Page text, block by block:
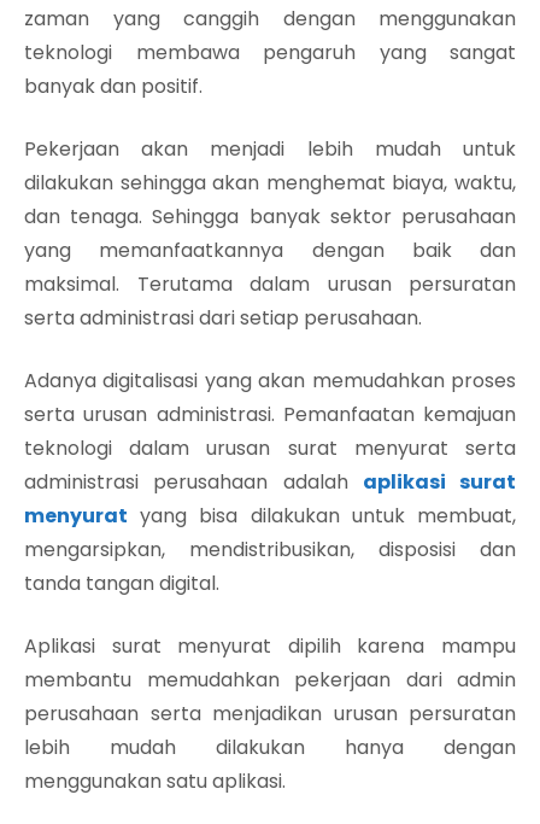
zaman yang canggih dengan menggunakan
teknologi membawa pengaruh yang sangat
banyak dan positif.
Pekerjaan akan menjadi lebih mudah untuk
dilakukan sehingga akan menghemat biaya, waktu,
dan tenaga. Sehingga banyak sektor perusahaan
yang memanfaatkannya dengan baik dan
maksimal. Terutama dalam urusan persuratan
serta administrasi dari setiap perusahaan.
Adanya digitalisasi yang akan memudahkan proses
serta urusan administrasi. Pemanfaatan kemajuan
teknologi dalam urusan surat menyurat serta
administrasi perusahaan adalah aplikasi surat
menyurat yang bisa dilakukan untuk membuat,
mengarsipkan, mendistribusikan, disposisi dan
tanda tangan digital.
Aplikasi surat menyurat dipilih karena mampu
membantu memudahkan pekerjaan dari admin
perusahaan serta menjadikan urusan persuratan
lebih mudah dilakukan hanya dengan
menggunakan satu aplikasi.